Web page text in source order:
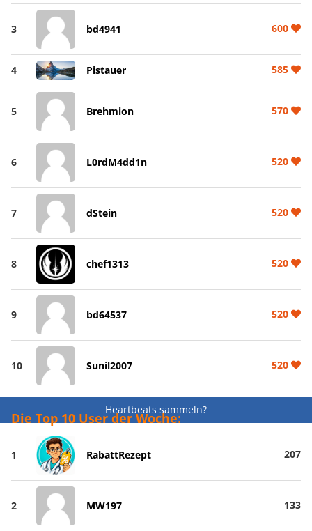
3 bd4941 600
4 Pistauer 585
5 Brehmion 570
6 L0rdM4dd1n 520
7 dStein 520
8 chef1313 520
9 bd64537 520
10 Sunil2007 520
Heartbeats sammeln?
Die Top 10 User der Woche:
1 RabattRezept 207
2 MW197 133